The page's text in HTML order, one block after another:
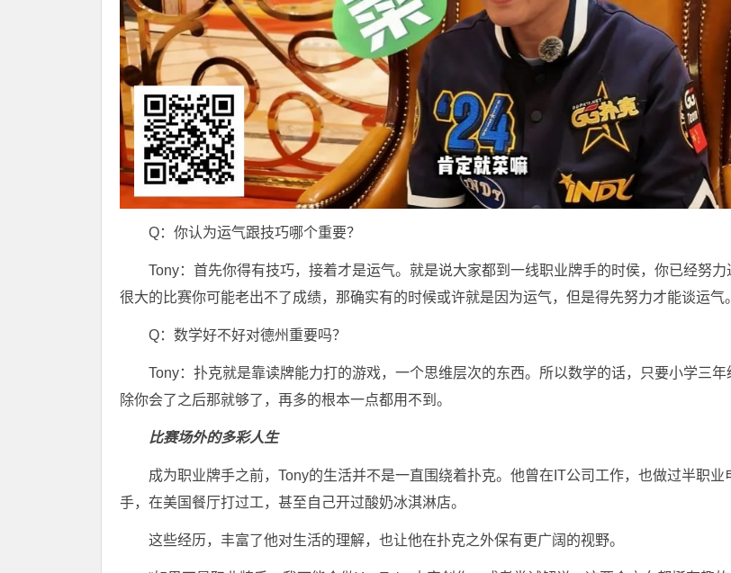
Q：你认为运气跟技巧哪个重要？
Tony：首先你得有技巧，接着才是运气。就是说大家都到一线职业牌手的时侯，你已经努力
很大的比赛你可能老出不了成绩，那确实有的时候或许就是因为运气，但是得先努力才能谈运气。
Q：数学好不好对德州重要吗？
Tony：扑克就是靠读牌能力打的游戏，一个思维层次的东西。所以数学的话，只要小学三年
除你会了之后那就够了，再多的根本一点都用不到。
比赛场外的多彩人生
成为职业牌手之前，Tony的生活并不是一直围绕着扑克。他曾在IT公司工作，也做过半职业
手，在美国餐厅打过工，甚至自己开过酸奶冰淇淋店。
这些经历，丰富了他对生活的理解，也让他在扑克之外保有更广阔的视野。